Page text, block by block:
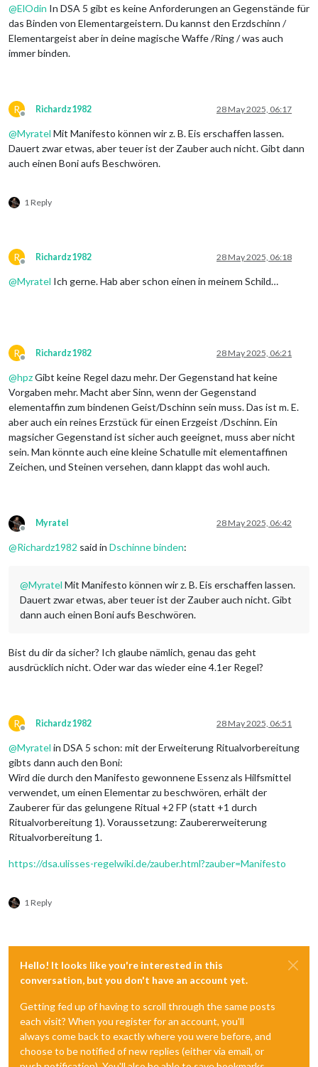
@ElOdin In DSA 5 gibt es keine Anforderungen an Gegenstände für
das Binden von Elementargeistern. Du kannst den Erzdschinn /
Elementargeist aber in deine magische Waffe /Ring / was auch
immer binden.
R
Offline
Richardz1982 28 May 2025, 06:17
@Myratel Mit Manifesto können wir z. B. Eis erschaffen lassen.
Dauert zwar etwas, aber teuer ist der Zauber auch nicht. Gibt dann
auch einen Boni aufs Beschwören.
1 Reply
R
Offline
Richardz1982 28 May 2025, 06:18
@Myratel Ich gerne. Hab aber schon einen in meinem Schild…
R
Offline
Richardz1982 28 May 2025, 06:21
@hpzGibt keine Regel dazu mehr. Der Gegenstand hat keine
Vorgaben mehr. Macht aber Sinn, wenn der Gegenstand
elementaffin zum bindenen Geist/Dschinn sein muss. Das ist m. E.
aber auch ein reines Erzstück für einen Erzgeist /Dschinn. Ein
magsicher Gegenstand ist sicher auch geeignet, muss aber nicht
sein. Man könnte auch eine kleine Schatulle mit elementaffinen
Zeichen, und Steinen versehen, dann klappt das wohl auch.
Offline
Myratel 28 May 2025, 06:42
@Richardz1982 said in Dschinne binden:
@Myratel Mit Manifesto können wir z. B. Eis erschaffen lassen.
Dauert zwar etwas, aber teuer ist der Zauber auch nicht. Gibt
dann auch einen Boni aufs Beschwören.
Bist du dir da sicher? Ich glaube nämlich, genau das geht
ausdrücklich nicht. Oder war das wieder eine 4.1er Regel?
R
Offline
Richardz1982 28 May 2025, 06:51
@Myratel in DSA 5 schon: mit der Erweiterung Ritualvorbereitung
gibts dann auch den Boni:
Wird die durch den Manifesto gewonnene Essenz als Hilfsmittel
verwendet, um einen Elementar zu beschwören, erhält der
Zauberer für das gelungene Ritual +2 FP (statt +1 durch
Ritualvorbereitung 1). Voraussetzung: Zaubererweiterung
Ritualvorbereitung 1.
https://dsa.ulisses-regelwiki.de/zauber.html?zauber=Manifesto
1 Reply
Hello! It looks like you're interested in this
conversation, but you don't have an account yet.
Getting fed up of having to scroll through the same posts
each visit? When you register for an account, you'll
always come back to exactly where you were before, and
choose to be notified of new replies (either via email, or